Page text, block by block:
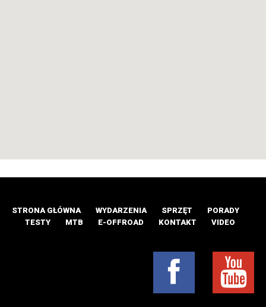
STRONA GŁÓWNA WYDARZENIA SPRZĘT
PORADY
TESTY
MTB E-OFFROAD KONTAKT VIDEO